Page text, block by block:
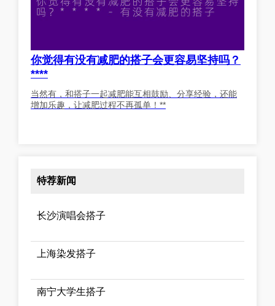
你觉得有没有减肥的搭子会更容易坚持吗？
****
当然有，和搭子一起减肥能互相鼓励、分享经验，还能
增加乐趣，让减肥过程不再孤单！**
特荐新闻
长沙演唱会搭子
上海染发搭子
南宁大学生搭子